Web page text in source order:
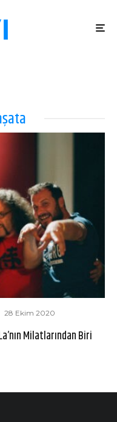
28 Ekim 2020
Milatlarından Biri